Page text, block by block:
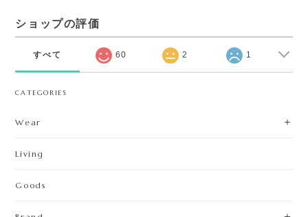
ショップの評価
すべて 60 2 1
CATEGORIES
Wear
Living
Goods